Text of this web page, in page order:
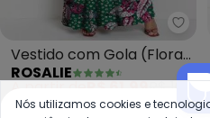
Vestido com Gola (Floral
Verde)
ROSALIE
A partir deR$ 61,99R$ 109,99
ou2xdeR$ 30,99semjuros
Nós utilizamos cookies e